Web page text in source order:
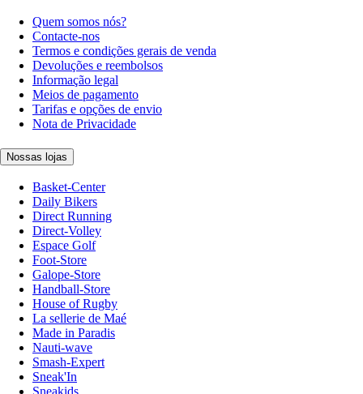
Quem somos nós?
Contacte-nos
Termos e condições gerais de venda
Devoluções e reembolsos
Informação legal
Meios de pagamento
Tarifas e opções de envio
Nota de Privacidade
Nossas lojas
Basket-Center
Daily Bikers
Direct Running
Direct-Volley
Espace Golf
Foot-Store
Galope-Store
Handball-Store
House of Rugby
La sellerie de Maé
Made in Paradis
Nauti-wave
Smash-Expert
Sneak'In